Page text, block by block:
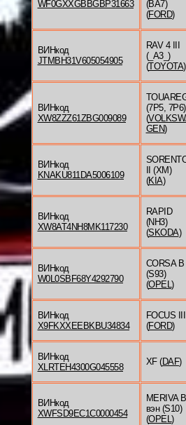
WF0GXXGBBGBP31663
(BA7)
(FORD)
ВИНкод
JTMBH31V605054905
RAV 4 III
(_A3_)
(TOYOTA)
ВИНкод
XW8ZZZ61ZBG009089
(7P5, 7P6)
(
GEN)
ВИНкод
KNAKU811DA5006109
II (XM)
(KIA)
ВИНкод
XW8AT4NH8MK117230
RAPID
(NH3)
(SKODA)
ВИНкод
W0L0SBF68Y4292790
CORSA B
(S93)
(OPEL)
ВИНкод
X9FKXXEEBKBU34834
FOCUS III
(FORD)
ВИНкод
XLRTEH4300G045558
XF (DAF)
ВИНкод
XWFSD9EC1C0000454
MERIVA B
вэн (S10)
(OPEL)